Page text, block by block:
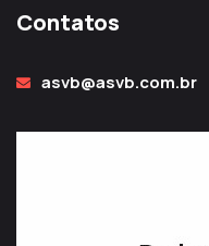
Contatos
asvb@asvb.com.br